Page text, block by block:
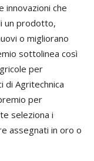
innovazioni che
un prodotto,
o migliorano
sottolinea così
per
di Agritechnica
per
seleziona i
assegnati in oro o